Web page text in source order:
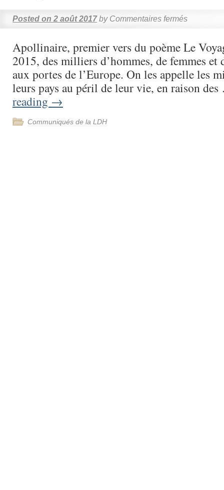
Posted on 2 août 2017 by Commentaires fermés
Apollinaire, premier vers du poème Le
2015, des milliers d’hommes, de femmes et
aux portes de l’Europe. On les appelle les
leurs pays au péril de leur vie, en raison
reading →
Communiqués de la LDH